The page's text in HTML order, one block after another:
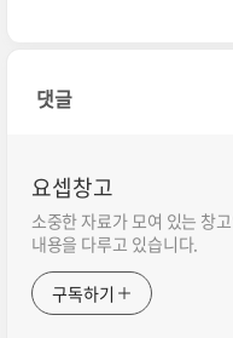
댓글
요셉창고
소중한 자료가 모여 있는 창
내용을 다루고 있습니다.
구독하기